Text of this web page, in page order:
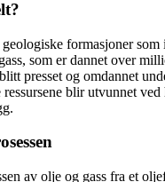
formasjoner som
som er dannet over
presset og omdannet
ressursene blir utvunnet
av olje og gass fra et